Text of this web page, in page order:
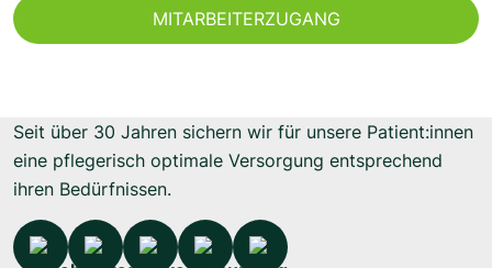
MITARBEITERZUGANG
Seit über 30 Jahren sichern wir für unsere Patient:innen
eine pflegerisch optimale Versorgung entsprechend
ihren Bedürfnissen.